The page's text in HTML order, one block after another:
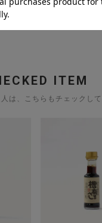
ITEM
は、こちらもチェックし